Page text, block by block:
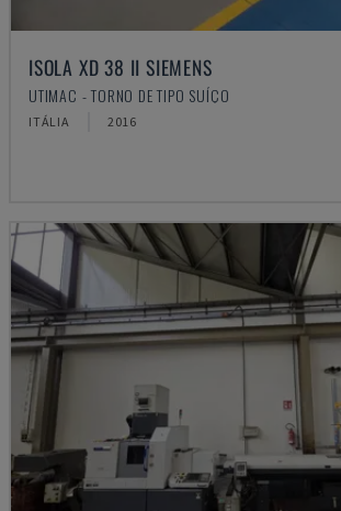
ISOLA XD 38 II SIEMENS
UTIMAC - TORNO DE TIPO SUÍÇO
ITÁLIA 2016